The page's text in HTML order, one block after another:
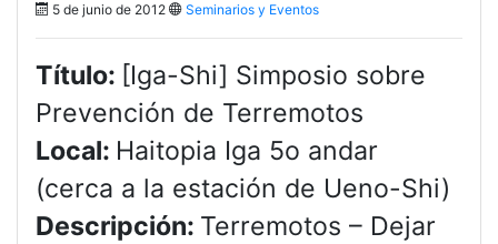
5 de junio de 2012 Seminarios y Eventos
Título: [Iga-Shi] Simposio sobre
Prevención de Terremotos
Local: Haitopia Iga 5o andar
(cerca a la estación de Ueno-Shi)
Descripción: Terremotos – Dejar